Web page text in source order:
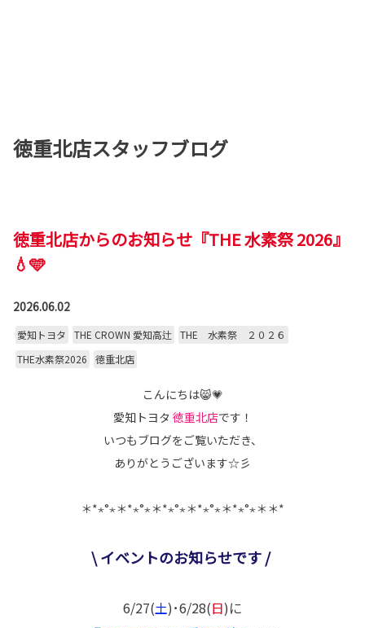
徳重北店スタッフブログ
徳重北店からのお知らせ『THE 水素祭 2026』
💧🩵
2026.06.02
愛知トヨタ THE CROWN 愛知高辻 THE 水素祭 ２０２６
THE水素祭2026
徳重北店
こんにちは😸💗
愛知トヨタ 徳重北店です！
いつもブログをご覧いただき、
ありがとうございます☆彡
＊*⋆°⋆＊*⋆°⋆＊*⋆°⋆＊*⋆°⋆＊*⋆°⋆＊ ＊*
\ イベントのお知らせです /
6/27(土)･6/28(日)に